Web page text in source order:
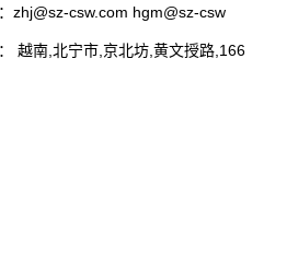
zhj@sz-csw.com hgm@sz-csw
越南,北宁市,京北坊,黄文授路,166